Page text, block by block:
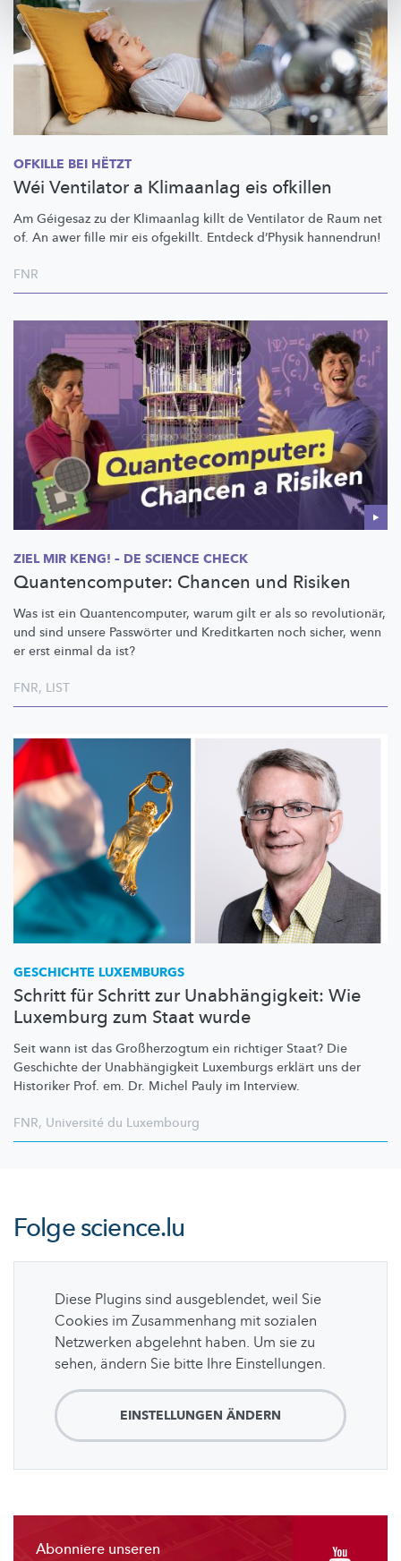
OFKILLE BEI HËTZT
Wéi Ventilator a Klimaanlag eis ofkillen
Am Géigesaz zu der Klimaanlag killt de Ventilator de Raum net
of. An awer fille mir eis ofgekillt. Entdeck d’Physik hannendrun!
FNR
ZIEL MIR KENG! – DE SCIENCE CHECK
Quantencomputer: Chancen und Risiken
Was ist ein Quantencomputer, warum gilt er als so revolutionär,
und sind unsere Passwörter und Kreditkarten noch sicher, wenn
er erst einmal da ist?
FNR, LIST
GESCHICHTE LUXEMBURGS
Schritt für Schritt zur Unabhängigkeit: Wie
Luxemburg zum Staat wurde
Seit wann ist das Großherzogtum ein richtiger Staat? Die
Geschichte der Unabhängigkeit Luxemburgs erklärt uns der
Historiker Prof. em. Dr. Michel Pauly im Interview.
FNR, Université du Luxembourg
Folgescience.lu
Diese Plugins sind ausgeblendet, weil Sie
Cookies im Zusammenhang mit sozialen
Netzwerken abgelehnt haben. Um sie zu
sehen, ändern Sie bitte Ihre Einstellungen.
EINSTELLUNGEN ÄNDERN
Abonniere unseren